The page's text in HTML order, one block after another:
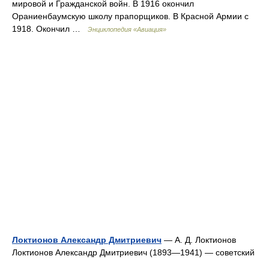
мировой и Гражданской войн. В 1916 окончил
Ораниенбаумскую школу прапорщиков. В Красной Армии с
1918. Окончил …
Энциклопедия «Авиация»
Локтионов Александр Дмитриевич — А. Д. Локтионов
Локтионов Александр Дмитриевич (1893—1941) — советский